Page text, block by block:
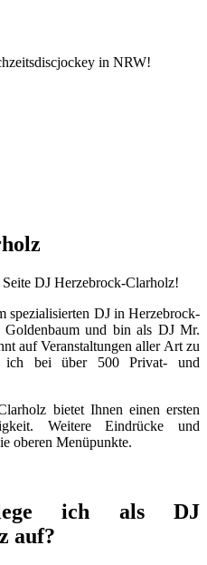
in NRW!
DJ Herzebrock-Clarholz!
spezialisierten DJ in Herzebrock-
und bin als DJ Mr.
auf Veranstaltungen aller Art zu
ich bei über 500 Privat- und
bietet Ihnen einen ersten
Weitere Eindrücke und
oberen Menüpunkte.
ich als DJ
auf?